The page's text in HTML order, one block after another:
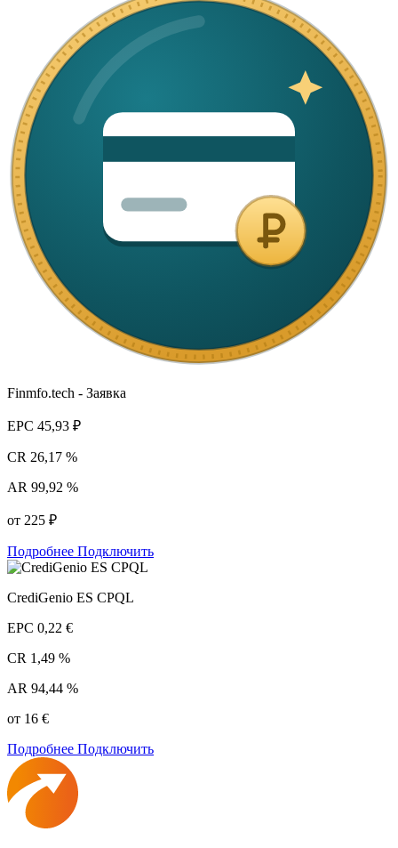
Finmfo.tech - Заявка
EPC 45,93 ₽
CR 26,17 %
AR 99,92 %
от 225 ₽
Подробнее Подключить
CrediGenio ES CPQL
EPC 0,22 €
CR 1,49 %
AR 94,44 %
от 16 €
Подробнее Подключить